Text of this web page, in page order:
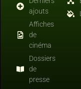
ajouts
Affiches
de
cinéma
Dossiers
de
presse